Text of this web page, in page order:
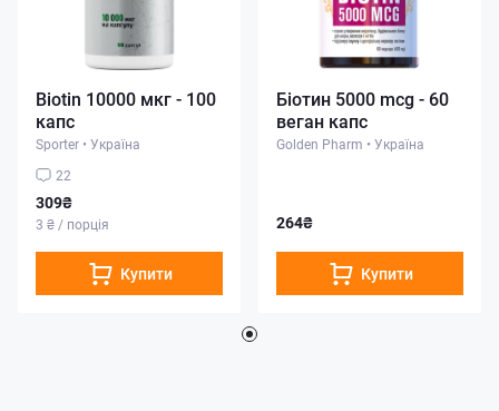
Biotin 10000 мкг - 100
капс
Sporter • Україна
22
309₴
3 ₴ / порція
Купити
Біотин 5000 mcg - 60
веган капс
Golden Pharm • Україна
264₴
Купити